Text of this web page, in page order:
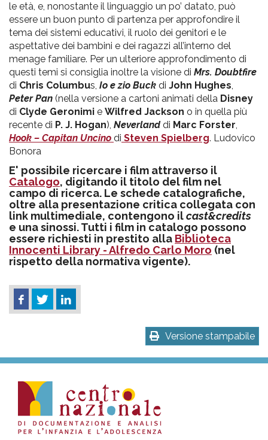
le età, e, nonostante il linguaggio un po’ datato, può
essere un buon punto di partenza per approfondire il
tema dei sistemi educativi, il ruolo dei genitori e le
aspettative dei bambini e dei ragazzi all’interno del
menage familiare. Per un ulteriore approfondimento di
questi temi si consiglia inoltre la visione di Mrs. Doubtfire
di Chris Columbus, Io e zio Buck di John Hughes,
Peter Pan (nella versione a cartoni animati della Disney
di Clyde Geronimi e Wilfred Jackson o in quella più
recente di P. J. Hogan), Neverland di Marc Forster,
Hook – Capitan Uncino di Steven Spielberg. Ludovico
Bonora
E' possibile ricercare i film attraverso il
Catalogo, digitando il titolo del film nel
campo di ricerca. Le schede catalografiche,
oltre alla presentazione critica collegata con
link multimediale, contengono ilcast&credits
e una sinossi. Tutti i film in catalogo possono
essere richiesti in prestito alla Biblioteca
Innocenti Library - Alfredo Carlo Moro (nel
rispetto della normativa vigente).
Versione stampabile